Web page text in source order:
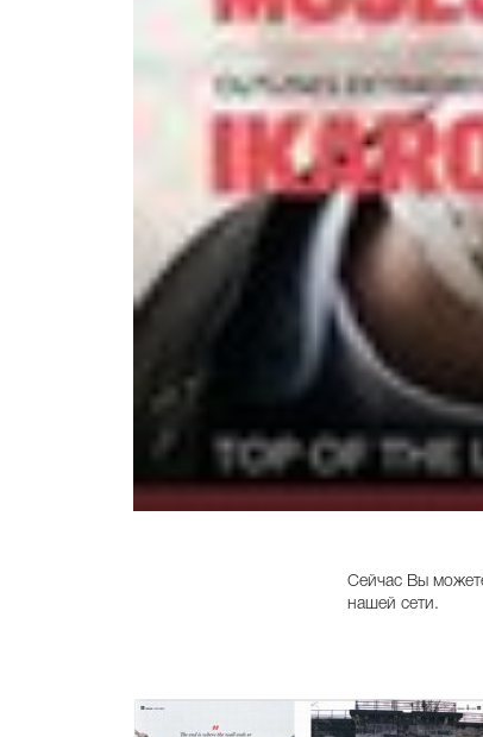
Сейчас Вы
нашей сети.